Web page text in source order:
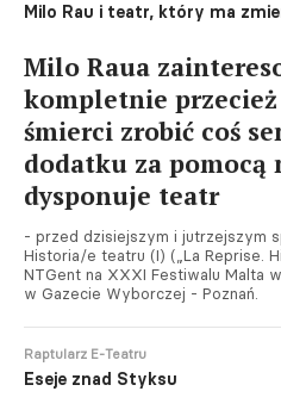
Milo Rau i teatr, który ma
Milo Raua
kompletnie przecież
śmierci zrobić coś
dodatku za pomocą
dysponuje teatr
- przed dzisiejszym i jutrzejszym
Historia/e teatru (I) („La Reprise.
NTGent na XXXI Festiwalu Malta
w Gazecie Wyborczej - Poznań.
Raptularz E-Teatru
Eseje znad Styksu